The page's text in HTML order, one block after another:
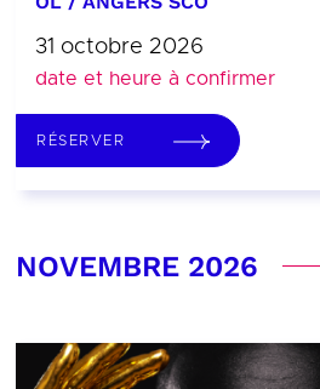
31 octobre 2026
date et heure à confirmer
RÉSERVER
NOVEMBRE 2026